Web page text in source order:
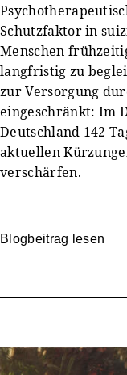
Schutzfaktor in
Menschen
langfristig zu
zur Versorgung
eingeschränkt: Im
Deutschland 142
aktuellen
verschärfen.
Blogbeitrag lesen